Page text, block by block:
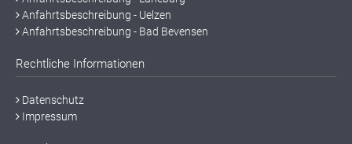
Anfahrtsbeschreibung - Uelzen
Anfahrtsbeschreibung - Bad Bevensen
Rechtliche Informationen
Datenschutz
Impressum